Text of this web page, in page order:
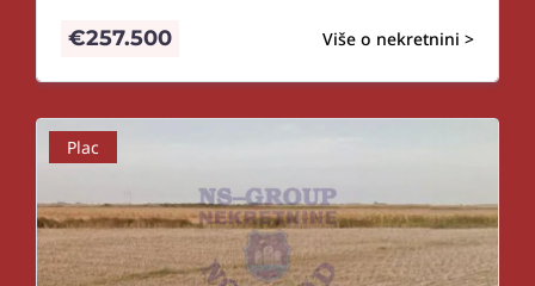
Više o nekretnini >
€257.500
Plac